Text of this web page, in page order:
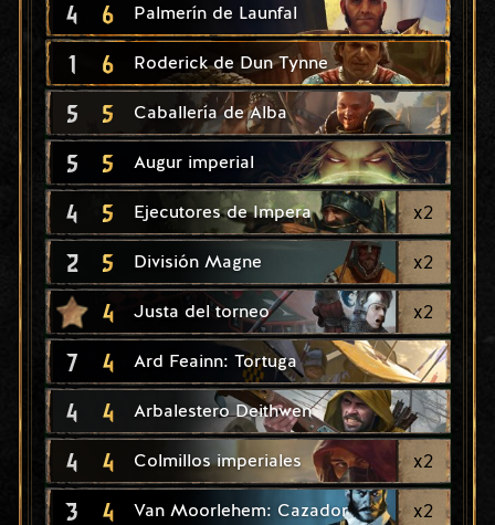
4 6 Palmerín de Launfal
1 6 Roderick de Dun Tynne
5 5 Caballería de Alba
5 5 Augur imperial
4 5 Ejecutores de Impera x2
2 5 División Magne x2
4 Justa del torneo x2
7 4 Ard Feainn: Tortuga
4 4 Arbalestero Deithwen
4 4 Colmillos imperiales x2
3 4 Van Moorlehem: Cazador x2